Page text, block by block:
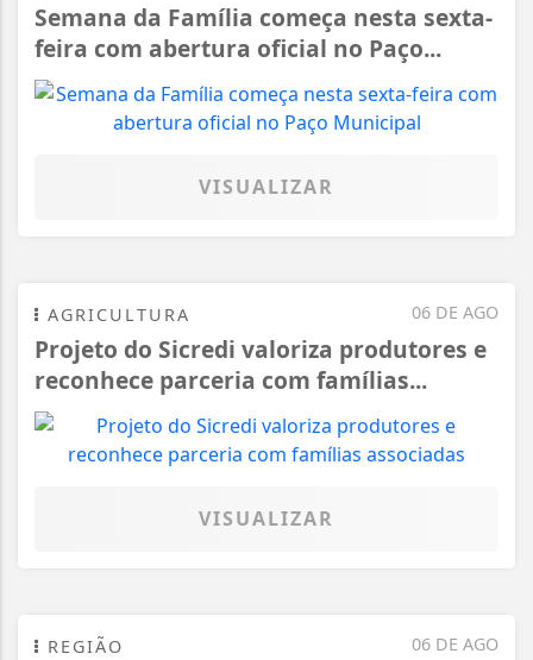
Semana da Família começa nesta sexta-
feira com abertura oficial no Paço...
VISUALIZAR
06 DE AGO
AGRICULTURA
Projeto do Sicredi valoriza produtores e
reconhece parceria com famílias...
VISUALIZAR
06 DE AGO
REGIÃO